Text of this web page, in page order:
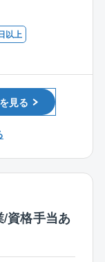
)
。ほぼ全員
負担を軽減し
ら「何か最近
方
持ちの方
以上
見る
資格手当あ